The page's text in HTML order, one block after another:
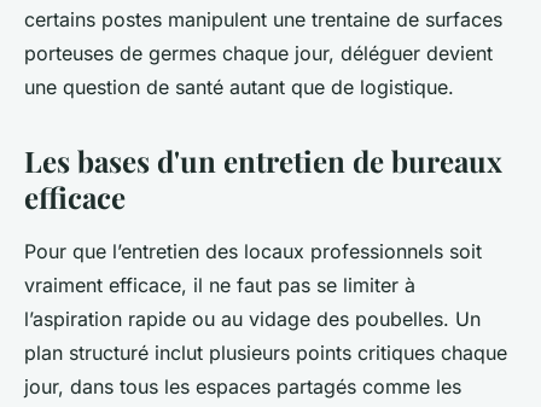
certains postes manipulent une trentaine de surfaces
porteuses de germes chaque jour, déléguer devient
une question de santé autant que de logistique.
Les bases d'un entretien de bureaux
efficace
Pour que l’entretien des locaux professionnels soit
vraiment efficace, il ne faut pas se limiter à
l’aspiration rapide ou au vidage des poubelles. Un
plan structuré inclut plusieurs points critiques chaque
jour, dans tous les espaces partagés comme les